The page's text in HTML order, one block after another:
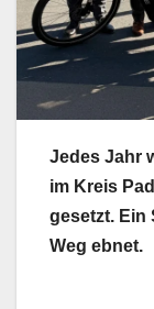
Jedes Jahr
im Kreis
gesetzt. Ein
Weg ebnet.